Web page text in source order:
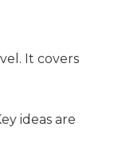
It covers
ideas are